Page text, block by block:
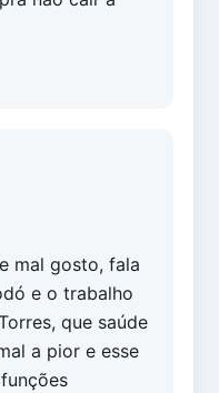
mal gosto, fala
e o trabalho
que saúde
a pior e esse